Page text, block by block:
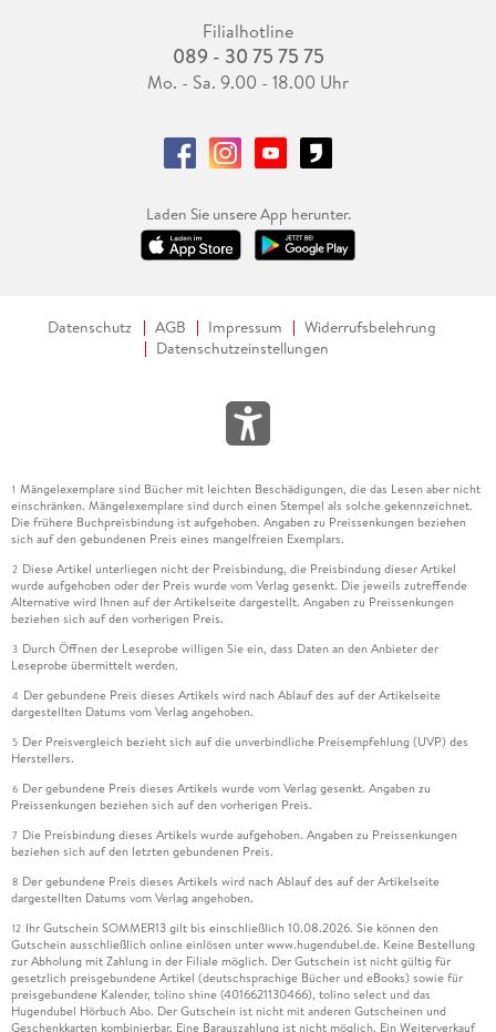
Filialhotline
089 - 30 75 75 75
Mo. - Sa. 9.00 - 18.00 Uhr
Laden Sie unsere App herunter.
Datenschutz AGB Impressum
Widerrufsbelehrung
Datenschutzeinstellungen
1 Mängelexemplare sind Bücher mit leichten Beschädigungen, die das Lesen aber nicht
einschränken. Mängelexemplare sind durch einen Stempel als solche gekennzeichnet.
Die frühere Buchpreisbindung ist aufgehoben. Angaben zu Preissenkungen beziehen
sich auf den gebundenen Preis eines mangelfreien Exemplars.
2 Diese Artikel unterliegen nicht der Preisbindung, die Preisbindung dieser Artikel
wurde aufgehoben oder der Preis wurde vom Verlag gesenkt. Die jeweils zutreffende
Alternative wird Ihnen auf der Artikelseite dargestellt. Angaben zu Preissenkungen
beziehen sich auf den vorherigen Preis.
3 Durch Öffnen der Leseprobe willigen Sie ein, dass Daten an den Anbieter der
Leseprobe übermittelt werden.
4 Der gebundene Preis dieses Artikels wird nach Ablauf des auf der Artikelseite
dargestellten Datums vom Verlag angehoben.
5 Der Preisvergleich bezieht sich auf die unverbindliche Preisempfehlung (UVP) des
Herstellers.
6 Der gebundene Preis dieses Artikels wurde vom Verlag gesenkt. Angaben zu
Preissenkungen beziehen sich auf den vorherigen Preis.
7 Die Preisbindung dieses Artikels wurde aufgehoben. Angaben zu Preissenkungen
beziehen sich auf den letzten gebundenen Preis.
8 Der gebundene Preis dieses Artikels wird nach Ablauf des auf der Artikelseite
dargestellten Datums vom Verlag angehoben.
12 Ihr Gutschein SOMMER13 gilt bis einschließlich 10.08.2026. Sie können den
Gutschein ausschließlich online einlösen unter www.hugendubel.de. Keine Bestellung
zur Abholung mit Zahlung in der Filiale möglich. Der Gutschein ist nicht gültig für
gesetzlich preisgebundene Artikel (deutschsprachige Bücher und eBooks) sowie für
preisgebundene Kalender, tolino shine (4016621130466), tolino select und das
Hugendubel Hörbuch Abo. Der Gutschein ist nicht mit anderen Gutscheinen und
Geschenkkarten kombinierbar. Eine Barauszahlung ist nicht möglich. Ein Weiterverkauf